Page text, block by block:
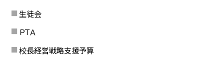
生徒会
ＰＴＡ
校長経営戦略支援予算